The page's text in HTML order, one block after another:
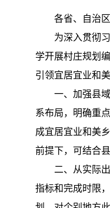
各省、自治
为深入贯彻
学开展村庄规划
引领宜居宜业和
一、加强县
系布局，明确重
成宜居宜业和美
前提下，可结合
二、从实际
指标和完成时限